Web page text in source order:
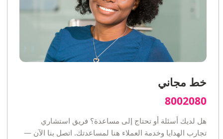
خط مجاني
8002080
هل لديك أسئلة أو تحتاج إلى مساعدة؟ فريق استشاري
تجارب الهدايا وخدمة العملاء هنا لمساعدتك. اتصل بنا الآن —